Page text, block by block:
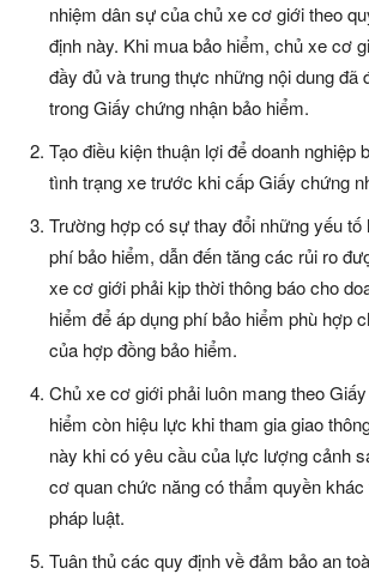
nhiệm dân sự của chủ xe cơ giới theo
định này. Khi mua bảo hiểm, chủ xe cơ
đầy đủ và trung thực những nội dung đã
trong Giấy chứng nhận bảo hiểm.
Tạo điều kiện thuận lợi để doanh nghiệp
tình trạng xe trước khi cấp Giấy chứng
Trường hợp có sự thay đổi những yếu
phí bảo hiểm, dẫn đến tăng các rủi ro
xe cơ giới phải kịp thời thông báo cho
hiểm để áp dụng phí bảo hiểm phù hợp
của hợp đồng bảo hiểm.
Chủ xe cơ giới phải luôn mang theo
hiểm còn hiệu lực khi tham gia giao
này khi có yêu cầu của lực lượng cảnh
cơ quan chức năng có thẩm quyền
pháp luật.
Tuân thủ các quy định về đảm bảo an